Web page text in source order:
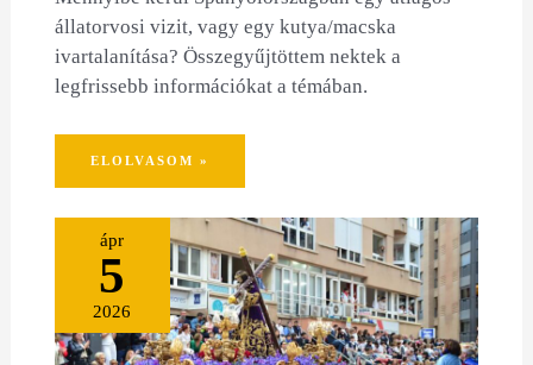
állatorvosi vizit, vagy egy kutya/macska
ivartalanítása? Összegyűjtöttem nektek a
legfrissebb információkat a témában.
ELOLVASOM »
ápr
5
2026